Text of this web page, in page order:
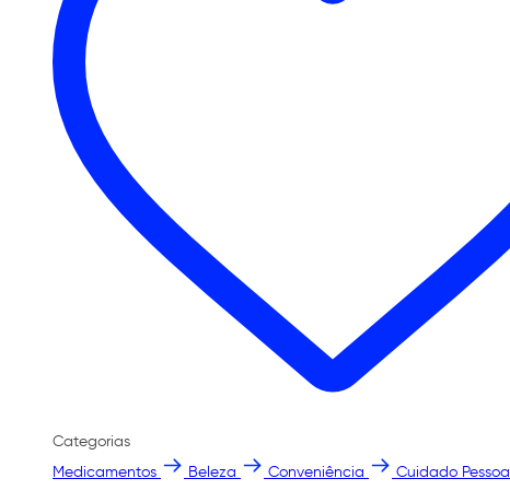
Categorias
Medicamentos
Beleza Conveniência Cuidado Pessoal